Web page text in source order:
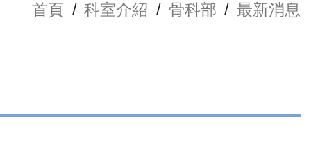
首頁 / 科室介紹 / 骨科部 / 最新消息